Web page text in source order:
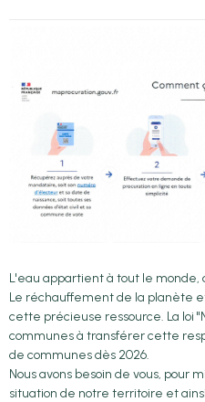
L'eau appartient à tout le monde,
Le réchauffement de la planète
cette précieuse ressource. La loi
communes à transférer cette
de communes dès 2026.
Nous avons besoin de vous, pour
situation de notre territoire et